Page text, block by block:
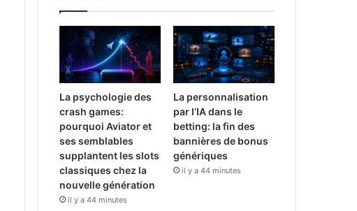
La psychologie des
crash games:
pourquoi Aviator et
ses semblables
supplantent les slots
classiques chez la
nouvelle génération
il y a 44 minutes
La personnalisation
par l’IA dans le
betting: la fin des
bannières de bonus
génériques
il y a 44 minutes